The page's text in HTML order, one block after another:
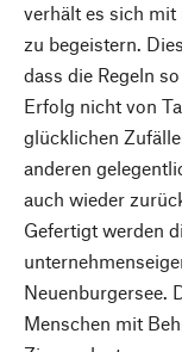
verhält es sich mit
zu begeistern.
dass die Regeln
Erfolg nicht von
glücklichen
anderen
auch wieder
Gefertigt werden
Neuenburgersee.
Menschen mit